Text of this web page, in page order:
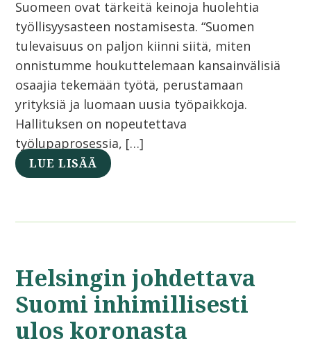
Suomeen ovat tärkeitä keinoja huolehtia
työllisyysasteen nostamisesta. “Suomen
tulevaisuus on paljon kiinni siitä, miten
onnistumme houkuttelemaan kansainvälisiä
osaajia tekemään työtä, perustamaan
yrityksiä ja luomaan uusia työpaikkoja.
Hallituksen on nopeutettava
työlupaprosessia, […]
LUE LISÄÄ
Helsingin johdettava
Suomi inhimillisesti
ulos koronasta